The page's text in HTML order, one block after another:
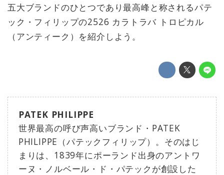
五大ブランドのひとつであり最高峰と称されるパテ
ック・フィリップの2526 カラトラバ トロピカル
（アンティーク）を紹介しよう。
PATEK PHILIPPE
世界最高の呼び声高いブランド・PATEK
PHILIPPE（パテックフィリップ）。そのはじ
まりは、1839年にポーランド出身のアントワ
ーヌ・ノルベール・ド・パテックが創設した